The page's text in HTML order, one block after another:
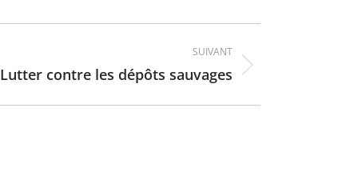
SUIVANT
Lutter contre les dépôts sauvages